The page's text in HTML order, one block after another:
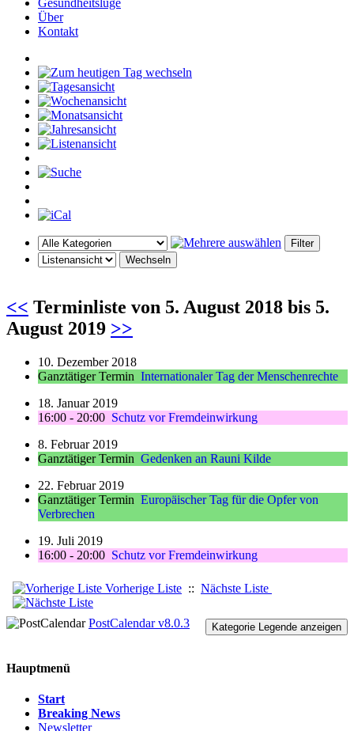
Über
Kontakt
<< Terminliste von 5. August 2018 bis 5.
August 2019 >>
10. Dezember 2018
Ganztätiger Termin Internationaler Tag der Menschenrechte
18. Januar 2019
16:00 - 20:00 Schutz vor Fremdeinwirkung
8. Februar 2019
Ganztätiger Termin Gedenken an Rauni Kilde
22. Februar 2019
Ganztätiger Termin Europäischer Tag für die Opfer von
Verbrechen
19. Juli 2019
16:00 - 20:00 Schutz vor Fremdeinwirkung
Vorherige Liste :: Nächste Liste
Kategorie Legende anzeigen
PostCalendar v8.0.3
Hauptmenü
Start
Breaking News
Newsletter